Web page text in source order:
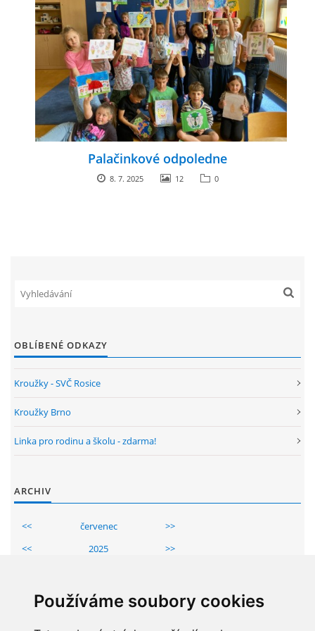
Používáme soubory cookies
zszbraslav@zszbraslav.cz
© 2026 eStránky.cz
Palačinkové odpoledne
8. 7. 2025 12 0
OBLÍBENÉ ODKAZY
Kroužky - SVČ Rosice
Kroužky Brno
Linka pro rodinu a školu - zdarma!
ARCHIV
<< červenec
>>
<<
2025
>>
8 9 10 11 12
13